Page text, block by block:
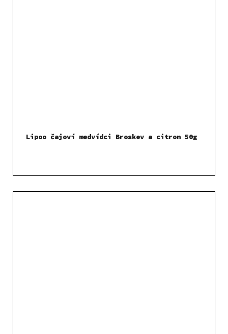
Lipoo čajoví medvídci Broskev a citron 50g